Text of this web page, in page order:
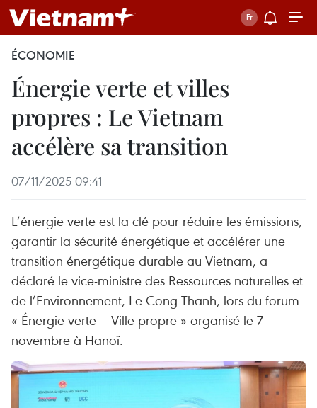
ÉCONOMIE
Énergie verte et villes
propres : Le Vietnam
accélère sa transition
07/11/2025 09:41
L’énergie verte est la clé pour réduire les émissions,
garantir la sécurité énergétique et accélérer une
transition énergétique durable au Vietnam, a
déclaré le vice-ministre des Ressources naturelles et
de l’Environnement, Le Cong Thanh, lors du forum
« Énergie verte – Ville propre » organisé le 7
novembre à Hanoï.